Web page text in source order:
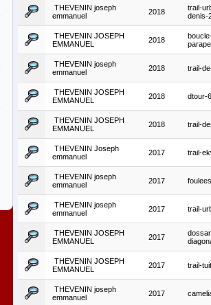
THEVENIN joseph
emmanuel
2018
trail-
denis-
THEVENIN JOSEPH
EMMANUEL
2018
THEVENIN joseph
emmanuel
2018 trail-
THEVENIN JOSEPH
EMMANUEL
2018 dtour-
THEVENIN JOSEPH
EMMANUEL
2018 trail-
THEVENIN Joseph
emmanuel
2017 trail-
THEVENIN joseph
emmanuel
2017
THEVENIN joseph
emmanuel
2017 trail-
THEVENIN JOSEPH
EMMANUEL
2017
THEVENIN JOSEPH
EMMANUEL
2017 trail-
THEVENIN joseph
emmanuel
2017